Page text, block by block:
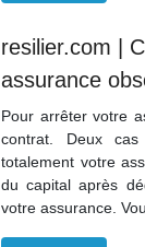
resilier.com |
assurance
Pour arrêter votre
contrat. Deux
totalement votre
du capital après
votre assurance.